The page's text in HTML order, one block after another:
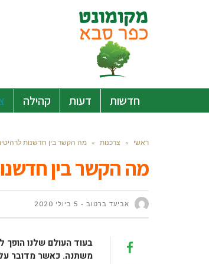
חדשות דעות קהילה
ראשי » צרכנות » מה הקשר בין חדשנות
מה הקשר בין
אביעד ברטוב 5 ביולי 2020
בעוד העולם שלנו הופך
משתנה. כאשר מדובר